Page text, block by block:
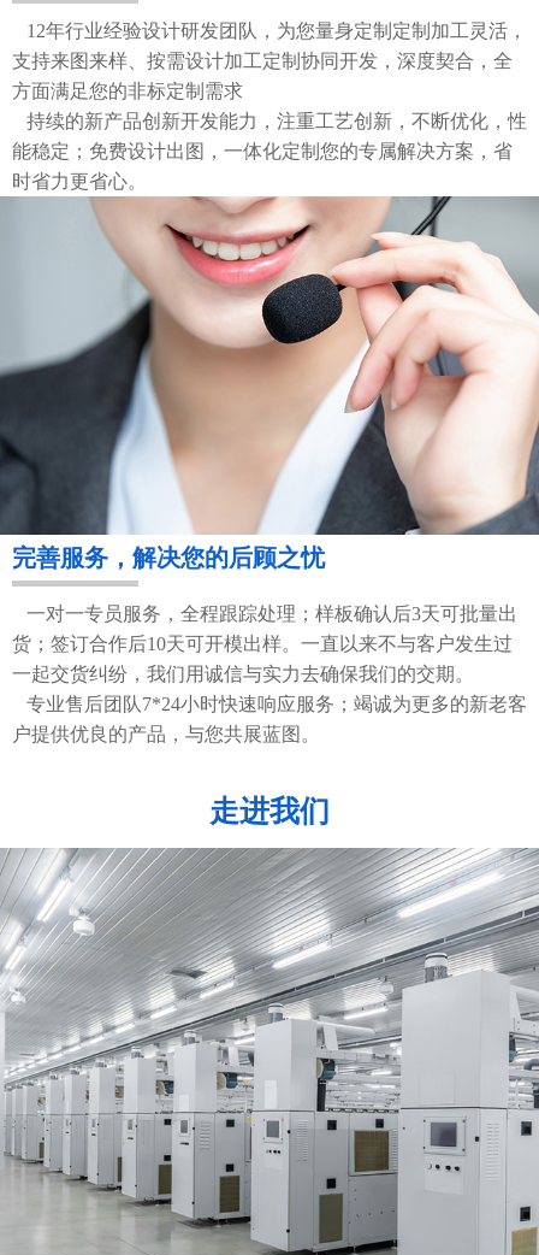
12年行业经验设计研发团队，为您量身定制定制加工灵活，
支持来图来样、按需设计加工定制协同开发，深度契合，全
方面满足您的非标定制需求
持续的新产品创新开发能力，注重工艺创新，不断优化，性
能稳定；免费设计出图，一体化定制您的专属解决方案，省
时省力更省心。
完善服务，解决您的后顾之忧
一对一专员服务，全程跟踪处理；样板确认后3天可批量出
货；签订合作后10天可开模出样。一直以来不与客户发生过
一起交货纠纷，我们用诚信与实力去确保我们的交期。
专业售后团队7*24小时快速响应服务；竭诚为更多的新老客
户提供优良的产品，与您共展蓝图。
走进我们